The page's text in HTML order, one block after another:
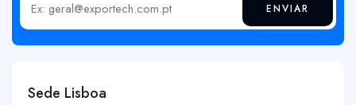
Insira o seu email ENVIAR
Sede Lisboa